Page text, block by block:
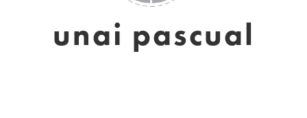
unai pascual